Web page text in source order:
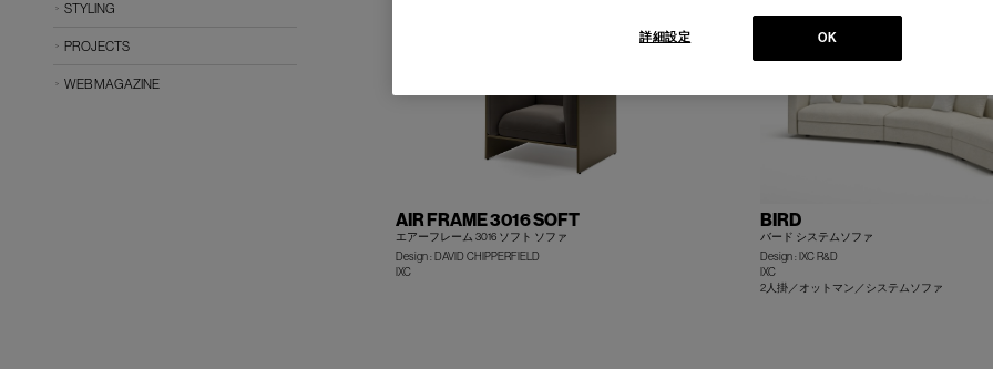
AIR FRAME 3016 SOFT
エアーフレーム 3016 ソフト ソファ
Design : DAVID CHIPPERFIELD
IXC
BIRD
バード システムソファ
Design : IXC R&D
IXC
2人掛／オットマン／システムソファ
STYLING
PROJECTS
WEB MAGAZINE
OK
詳細設定